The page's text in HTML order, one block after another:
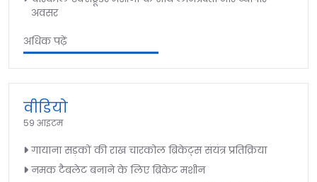
अवसर
अधिक पढ़ें
वीडियो
59 आइटम
गायाना सड़कों की राख चारकोल ब्रिकेट्स संयंत्र प्रतिक्रिया
नमक टैबलेट बनाने के लिए ब्रिकेट मशीन